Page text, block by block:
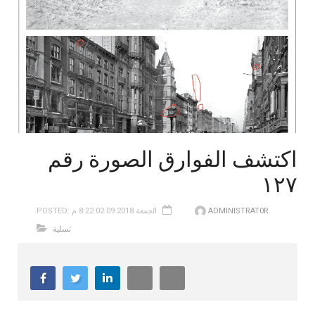
اكتشف الفوارق الصورة رقم
١٢٧
POSTED: الجمعة 02.09.2018 8:22 م
ADMINISTRAT0R
تسلية